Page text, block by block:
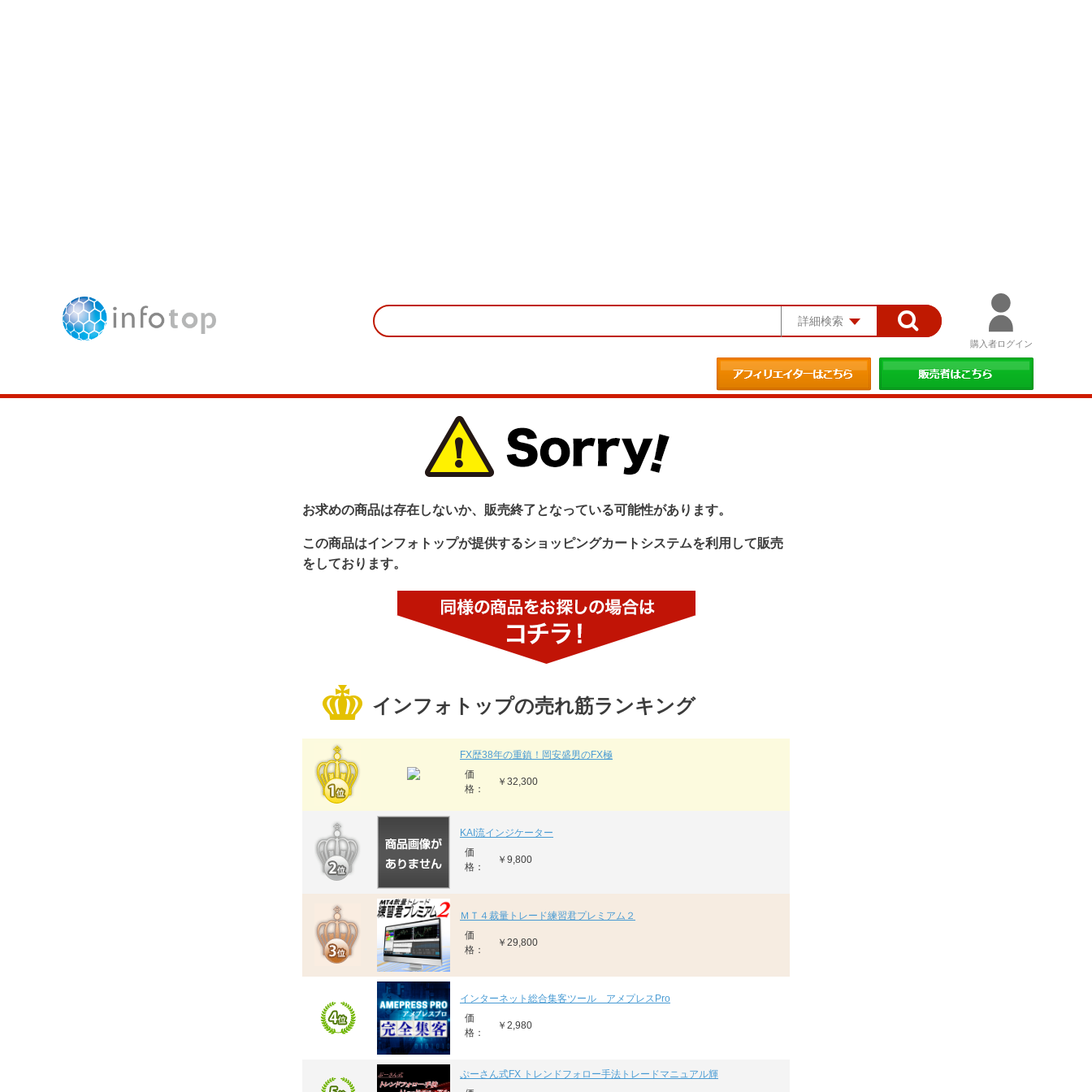
詳細検索
購入者ログイン
お求めの商品は存在しないか、販売終了となっている可能性があります。
この商品はインフォトップが提供するショッピングカートシステムを利用して販売
をしております。
インフォトップの売れ筋ランキング
FX歴38年の重鎮！岡安盛男のFX極
価
格：
￥32,300
KAI流インジケーター
価
格：
￥9,800
ＭＴ４裁量トレード練習君プレミアム２
価
格：
￥29,800
インターネット総合集客ツール アメプレスPro
価
格：
￥2,980
ぷーさん式FX トレンドフォロー手法トレードマニュアル輝